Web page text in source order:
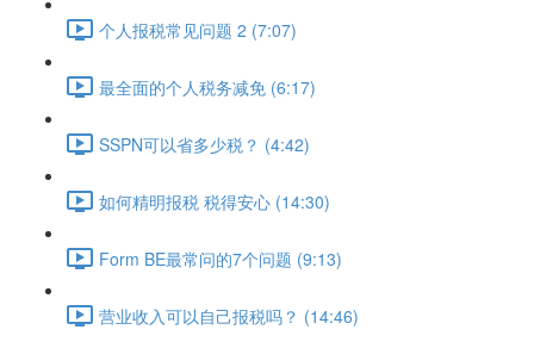
个人报税常见问题 2 (7:07)
最全面的个人税务减免 (6:17)
SSPN可以省多少税？ (4:42)
如何精明报税 税得安心 (14:30)
Form BE最常问的7个问题 (9:13)
营业收入可以自己报税吗？ (14:46)